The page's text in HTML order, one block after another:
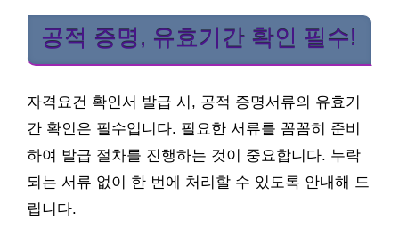
공적 증명, 유효기간 확인 필수!
자격요건 확인서 발급 시, 공적 증명서류의 유효기
간 확인은 필수입니다. 필요한 서류를 꼼꼼히 준비
하여 발급 절차를 진행하는 것이 중요합니다. 누락
되는 서류 없이 한 번에 처리할 수 있도록 안내해 드
립니다.